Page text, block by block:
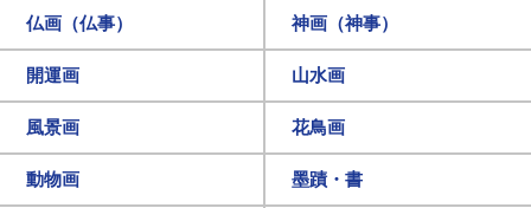
仏画（仏事） 神画（神事）
開運画 山水画
風景画 花鳥画
動物画 墨蹟・書